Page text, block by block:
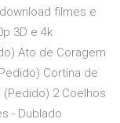
filmes e
3D e 4k
Ato de Coragem
Cortina de
(Pedido) 2 Coelhos
- Dublado